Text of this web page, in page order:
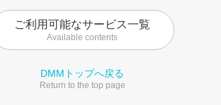
ご利用可能なサービス一覧
Available contents
DMMトップへ戻る
Return to the top page